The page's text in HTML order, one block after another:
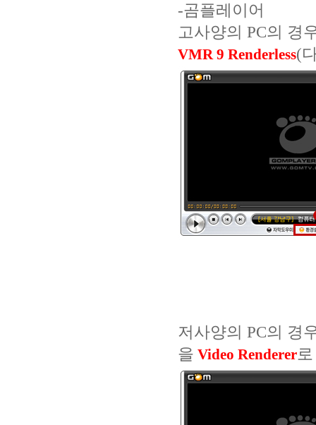
-곰플레이어
고사양의 PC의 경
VMR 9 Renderless(
저사양의 PC의 경
을 Video Renderer